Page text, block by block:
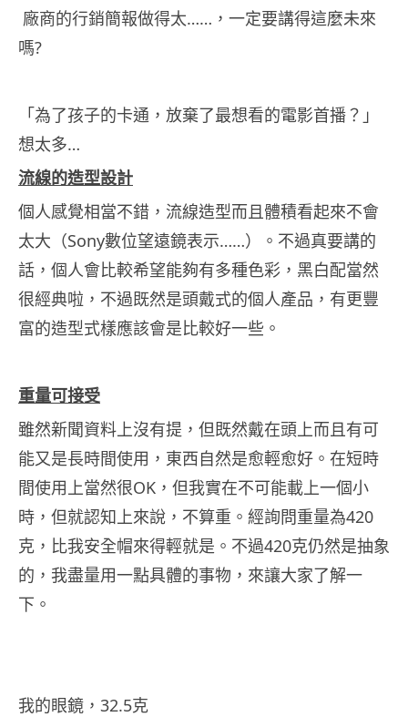
廠商的行銷簡報做得太……，一定要講得這麼未來
嗎?
「為了孩子的卡通，放棄了最想看的電影首播？」
想太多…
流線的造型設計
個人感覺相當不錯，流線造型而且體積看起來不會
太大（Sony數位望遠鏡表示……）。不過真要講的
話，個人會比較希望能夠有多種色彩，黑白配當然
很經典啦，不過既然是頭戴式的個人產品，有更豐
富的造型式樣應該會是比較好一些。
重量可接受
雖然新聞資料上沒有提，但既然戴在頭上而且有可
能又是長時間使用，東西自然是愈輕愈好。在短時
間使用上當然很OK，但我實在不可能載上一個小
時，但就認知上來說，不算重。經詢問重量為420
克，比我安全帽來得輕就是。不過420克仍然是抽象
的，我盡量用一點具體的事物，來讓大家了解一
下。
我的眼鏡，32.5克